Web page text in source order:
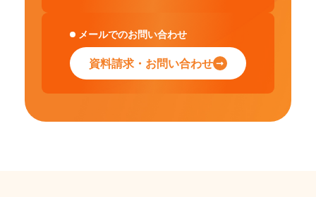
メールでのお問い合わせ
資料請求・お問い合わせ